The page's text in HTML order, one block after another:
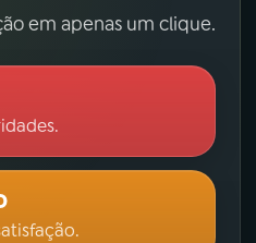
em apenas um clique.